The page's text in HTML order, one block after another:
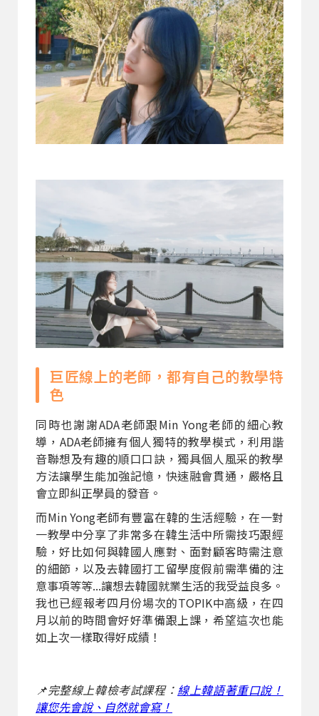
巨匠線上的老師，都有自己的教學特
色
同時也謝謝ADA老師跟Min Yong老師的細心教
導，ADA老師擁有個人獨特的教學模式，利用諧
音聯想及有趣的順口口訣，獨具個人風采的教學
方法讓學生能加強記憶，快速融會貫通，嚴格且
會立即糾正學員的發音。
而Min Yong老師有豐富在韓的生活經驗，在一對
一教學中分享了非常多在韓生活中所需技巧跟經
驗，好比如何與韓國人應對、面對顧客時需注意
的細節，以及去韓國打工留學度假前需準備的注
意事項等等...讓想去韓國就業生活的我受益良多。
我也已經報考四月份場次的TOPIK中高級，在四
月以前的時間會好好準備跟上課，希望這次也能
如上次一樣取得好成績！
📌完整線上韓檢考試課程： 線上韓語著重口說！
讓您先會說、自然就會寫！